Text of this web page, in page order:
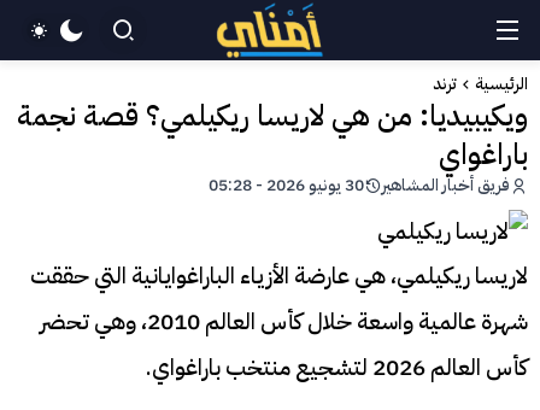
الرئيسية ترند
ويكيبيديا: من هي لاريسا ريكيلمي؟ قصة نجمة
باراغواي
فريق أخبار المشاهير 30 يونيو 2026 - 05:28
لاريسا ريكيلمي، هي عارضة الأزياء الباراغوايانية التي حققت
شهرة عالمية واسعة خلال كأس العالم 2010، وهي تحضر
كأس العالم 2026 لتشجيع منتخب باراغواي.